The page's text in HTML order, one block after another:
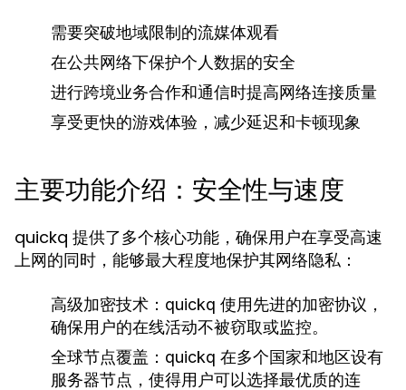
需要突破地域限制的流媒体观看
在公共网络下保护个人数据的安全
进行跨境业务合作和通信时提高网络连接质量
享受更快的游戏体验，减少延迟和卡顿现象
主要功能介绍：安全性与速度
quickq 提供了多个核心功能，确保用户在享受高速
上网的同时，能够最大程度地保护其网络隐私：
高级加密技术： quickq 使用先进的加密协议，
确保用户的在线活动不被窃取或监控。
全球节点覆盖： quickq 在多个国家和地区设有
服务器节点，使得用户可以选择最优质的连